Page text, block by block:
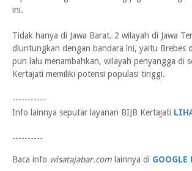
ini.
Tidak hanya di Jawa Barat. 2 wilayah di Jawa
diuntungkan dengan bandara ini, yaitu Brebes
pun lalu menambahkan, wilayah penyangga di
Kertajati memiliki potensi populasi tinggi.
-----------
Info lainnya seputar layanan BIJB Kertajati
----------
Baca info wisatajabar.com lainnya di GOOGLE